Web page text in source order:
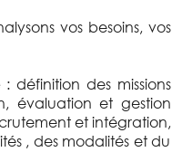
vos besoins, vos
: définition des missions
évaluation et gestion
et intégration,
, des modalités et du